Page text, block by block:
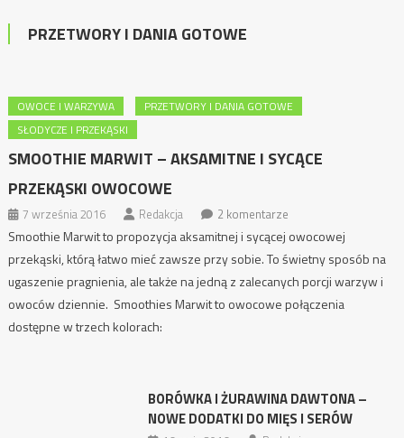
PRZETWORY I DANIA GOTOWE
OWOCE I WARZYWA
PRZETWORY I DANIA GOTOWE
SŁODYCZE I PRZEKĄSKI
SMOOTHIE MARWIT – AKSAMITNE I SYCĄCE
PRZEKĄSKI OWOCOWE
7 września 2016 Redakcja 2 komentarze
Smoothie Marwit to propozycja aksamitnej i sycącej owocowej
przekąski, którą łatwo mieć zawsze przy sobie. To świetny sposób na
ugaszenie pragnienia, ale także na jedną z zalecanych porcji warzyw i
owoców dziennie. Smoothies Marwit to owocowe połączenia
dostępne w trzech kolorach:
BORÓWKA I ŻURAWINA DAWTONA –
NOWE DODATKI DO MIĘS I SERÓW